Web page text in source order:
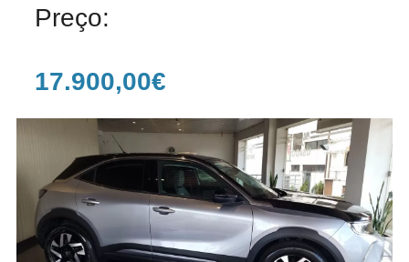
Preço:
17.900,00€